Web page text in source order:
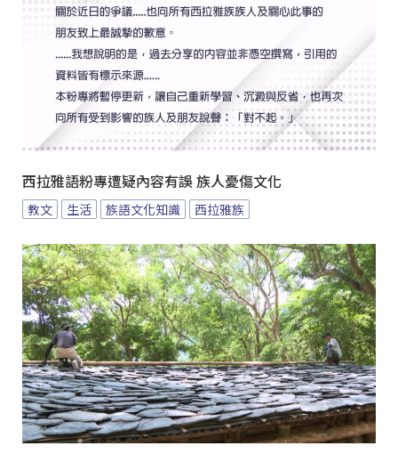
西拉雅語粉專遭疑內容有誤 族人憂傷文化
教文 生活 族語文化知識 西拉雅族